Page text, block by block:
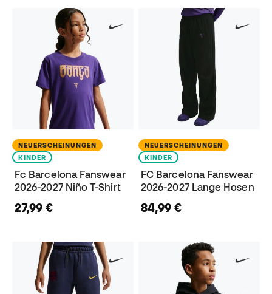
NEUERSCHEINUNGEN
KINDER
Fc Barcelona Fanswear
2026-2027 Niño T-Shirt
27,99 €
NEUERSCHEINUNGEN
KINDER
FC Barcelona Fanswear
2026-2027 Lange Hosen
84,99 €